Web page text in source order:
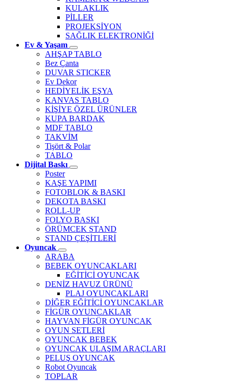
KULAKLIK
PİLLER
PROJEKSİYON
SAĞLIK ELEKTRONİĞİ
Ev & Yaşam
AHŞAP TABLO
Bez Çanta
DUVAR STICKER
Ev Dekor
HEDİYELİK EŞYA
KANVAS TABLO
KİŞİYE ÖZEL ÜRÜNLER
KUPA BARDAK
MDF TABLO
TAKVİM
Tişört & Polar
TABLO
Dijital Baskı
Poster
KAŞE YAPIMI
FOTOBLOK & BASKI
DEKOTA BASKI
ROLL-UP
FOLYO BASKI
ÖRÜMCEK STAND
STAND ÇEŞİTLERİ
Oyuncak
ARABA
BEBEK OYUNCAKLARI
EĞİTİCİ OYUNCAK
DENİZ HAVUZ ÜRÜNÜ
PLAJ OYUNCAKLARI
DİĞER EĞİTİCİ OYUNCAKLAR
FİGÜR OYUNCAKLAR
HAYVAN FİGÜR OYUNCAK
OYUN SETLERİ
OYUNCAK BEBEK
OYUNCAK ULAŞIM ARAÇLARI
PELUŞ OYUNCAK
Robot Oyuncak
TOPLAR